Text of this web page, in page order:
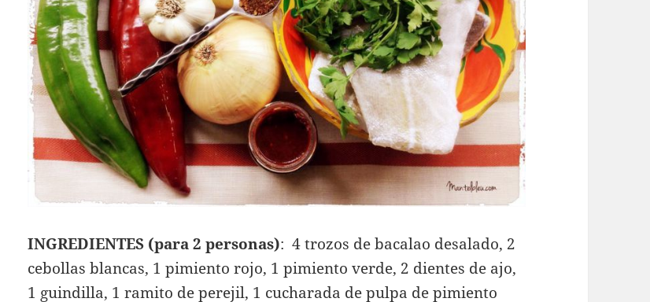
INGREDIENTES (para 2 personas): 4 trozos de bacalao desalado, 2
cebollas blancas, 1 pimiento rojo, 1 pimiento verde, 2 dientes de ajo,
1 guindilla, 1 ramito de perejil, 1 cucharada de pulpa de pimiento